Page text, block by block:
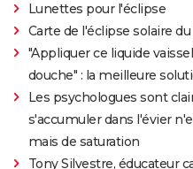
Lunettes pour l'éclipse
Carte de l'éclipse solaire du
"Appliquer ce liquide
douche" : la meilleure
Les psychologues sont
s'accumuler dans l'évier
mais de saturation
Tony Silvestre, éducateur